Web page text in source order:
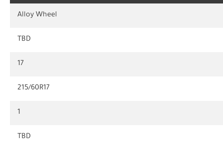
Alloy Wheel
TBD
17
215/60R17
1
TBD